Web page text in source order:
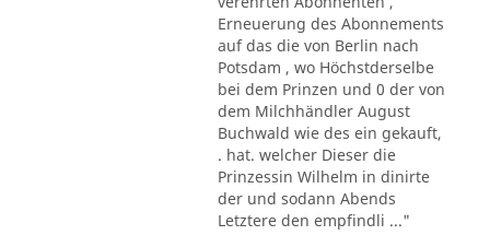
Erneuerung des Abonnements
auf das die von Berlin nach
Potsdam , wo Höchstderselbe
bei dem Prinzen und 0 der von
dem Milchhändler August
Buchwald wie des ein gekauft,
. hat. welcher Dieser die
Prinzessin Wilhelm in dinirte
der und sodann Abends
Letztere den empfindli ..."